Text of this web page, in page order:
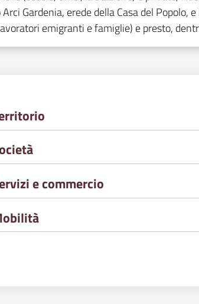
Gardenia, erede della Casa del
emigranti e famiglie) e presto,
e commercio